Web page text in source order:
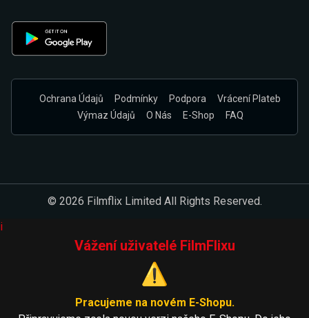
Ochrana Údajů Podmínky Podpora
Vrácení Plateb
Výmaz Údajů
O Nás E-Shop FAQ
© 2026 Filmflix Limited All Rights Reserved.
i
Vážení uživatelé FilmFlixu
⚠️
Pracujeme na novém E-Shopu.